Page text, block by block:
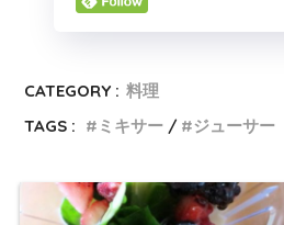
CATEGORY : 料理
TAGS :
ミキサー ジューサー